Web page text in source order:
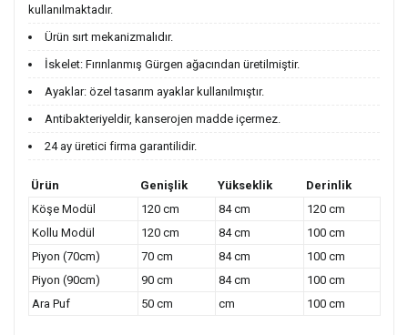
kullanılmaktadır.
Ürün sırt mekanizmalıdır.
İskelet: Fırınlanmış Gürgen ağacından üretilmiştir.
Ayaklar: özel tasarım ayaklar kullanılmıştır.
Antibakteriyeldir, kanserojen madde içermez.
24 ay üretici firma garantilidir.
Ürün Genişlik Yükseklik
Derinlik
Köşe Modül
120 cm 84 cm
120 cm
Kollu Modül
120 cm 84 cm
100 cm
Piyon (70cm)
70 cm 84 cm
100 cm
Piyon (90cm)
90 cm 84 cm
100 cm
Ara Puf
50 cm cm 100 cm